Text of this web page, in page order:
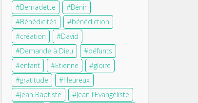
Bernadette
Bénir
Bénédicités
bénédiction
création
David
Demande à Dieu
défunts
enfant
Etienne
gloire
gratitude
Heureux
Jean Baptiste
Jean l'Evangéliste